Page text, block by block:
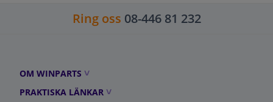
Ring oss 08-446 81 232
OM WINPARTS
PRAKTISKA LÄNKAR